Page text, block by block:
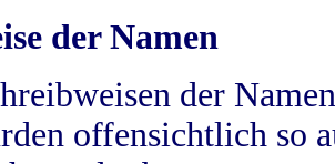
der Namen
der
offensichtlich so